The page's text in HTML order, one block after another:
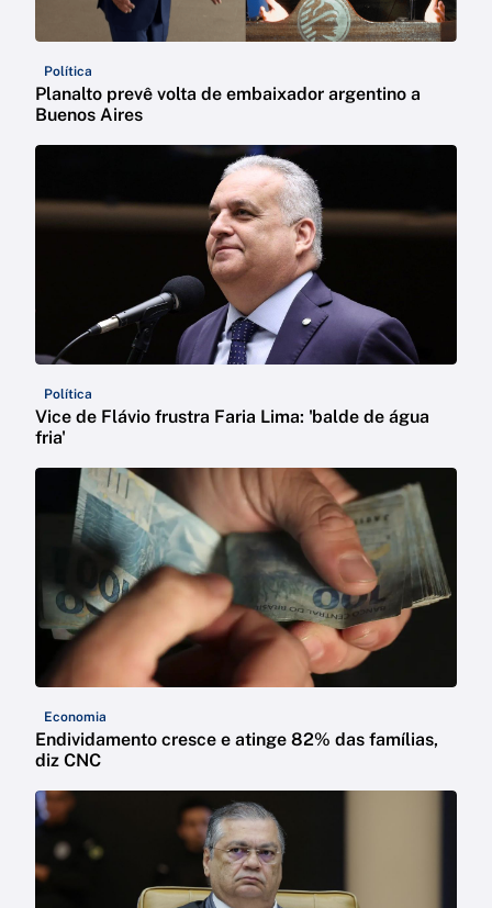
Política
Planalto prevê volta de embaixador argentino a
Buenos Aires
Política
Vice de Flávio frustra Faria Lima: 'balde de água
fria'
Economia
Endividamento cresce e atinge 82% das famílias,
diz CNC